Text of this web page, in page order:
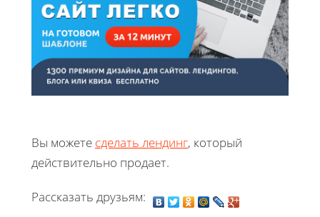
Вы можете сделать лендинг, который
действительно продает.
Рассказать друзьям: